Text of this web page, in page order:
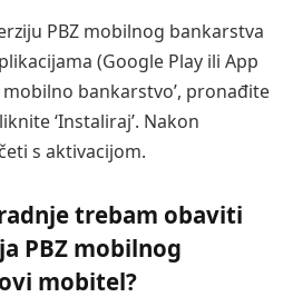
PBZ mobilnog bankarstva
(Google Play ili App
mobilno bankarstvo’, pronađite
‘Instaliraj’. Nakon
s aktivacijom.
trebam obaviti
PBZ mobilnog
mobitel?